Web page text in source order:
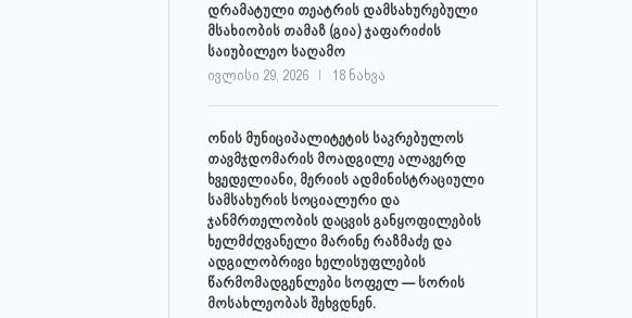
დრამატული თეატრის დამსახურებული
მსახიობის თამაზ (გია) ჯაფარიძის
საიუბილეო საღამო
ივლისი 29, 2026 18 ნახვა
ონის მუნიციპალიტეტის საკრებულოს
თავმჯდომარის მოადგილე ალავერდ
ხვედელიანი, მერიის ადმინისტრაციული
სამსახურის სოციალური და
ჯანმრთელობის დაცვის განყოფილების
ხელმძღვანელი მარინე რაზმაძე და
ადგილობრივი ხელისუფლების
წარმომადგენლები სოფელ — სორის
მოსახლეობას შეხვდნენ.